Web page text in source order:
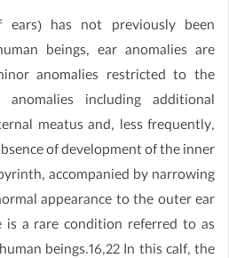
has not previously been
beings, ear anomalies are
anomalies restricted to the
including additional
meatus and, less frequently,
of development of the inner
accompanied by narrowing
appearance to the outer ear
is a rare condition referred to as
beings.16,22 In this calf, the